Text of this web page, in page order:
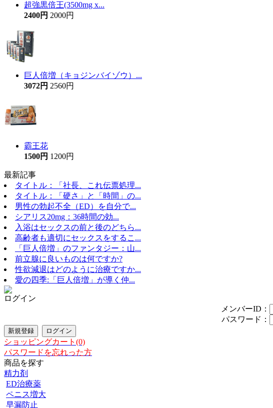
超強黒倍王(3500mg x...
2400円 2000円
巨人倍増（キョジンバイゾウ）...
3072円 2560円
霸王花
1500円 1200円
最新記事
タイトル：「社長、これ伝票処理...
タイトル：「硬さ」と「時間」の...
男性の勃起不全（ED）を自分で...
シアリス20mg：36時間の効...
入浴はセックスの前と後のどちら...
高齢者も適切にセックスをするこ...
「巨人倍増」のファンタジー：山...
前立腺に良いものは何ですか?
性欲減退はどのように治療ですか...
愛の四季:「巨人倍増」が導く仲...
ログイン
メンバーID：
パスワード：
ショッピングカート(0)
パスワードを忘れった方
商品を探す
精力剤
ED治療薬
ペニス増大
早漏防止